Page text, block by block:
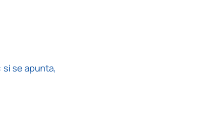
si se apunta,